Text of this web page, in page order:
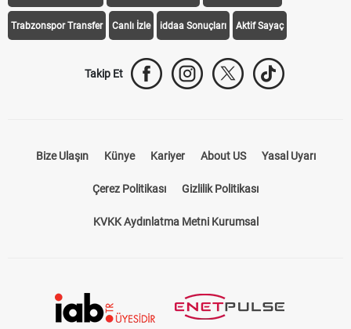
Galatasaray Transfer Fenerbahçe Transfer Beşiktaş Transfer
Canlı İzle iddaa Sonuçları Aktif Sayaç
Künye Kariyer About US
Çerez Politikası Gizlilik Politikası